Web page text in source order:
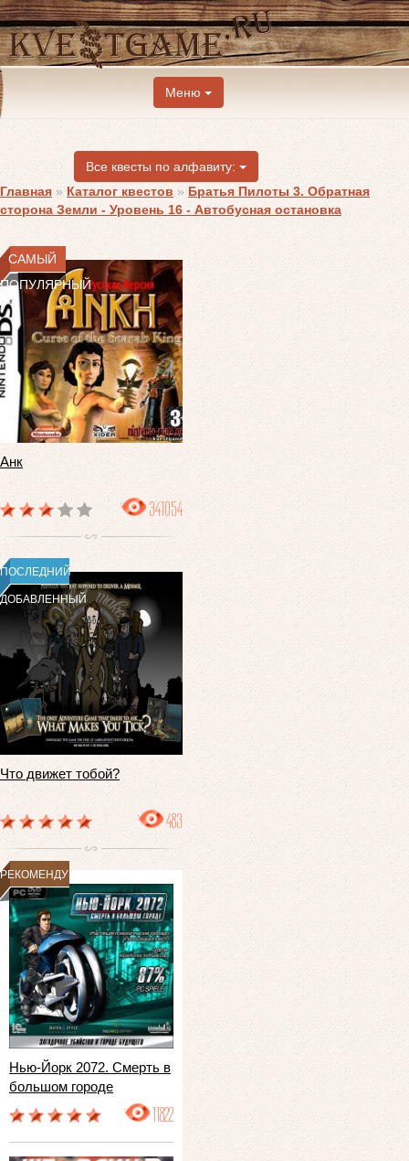
Меню
Все квесты по алфавиту:
Главная » Каталог квестов » Братья Пилоты 3. Обратная
сторона Земли - Уровень 16 - Автобусная остановка
САМЫЙ
ПОПУЛЯРНЫЙ
Анк
341054
ПОСЛЕДНИЙ
ДОБАВЛЕННЫЙ
Что движет тобой?
483
РЕКОМЕНДУЕМ
Нью-Йорк 2072. Смерть в
большом городе
11822